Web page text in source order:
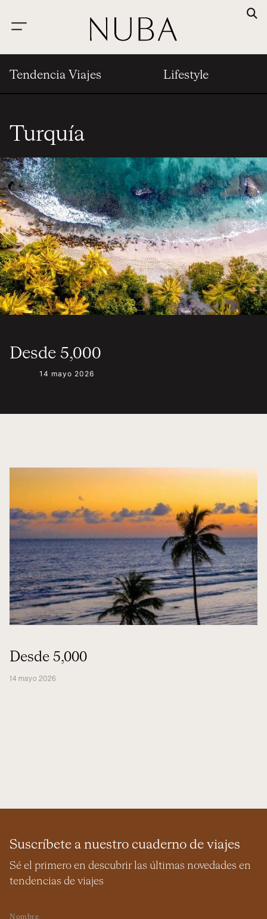
Tendencia Viajes Lifestyle
Turquía
Desde 5,000
14 mayo 2026
Desde 5,000
14 mayo 2026
Suscríbete a nuestro cuaderno de viajes
Sé el primero en descubrir las últimas novedades en
tendencias de viajes